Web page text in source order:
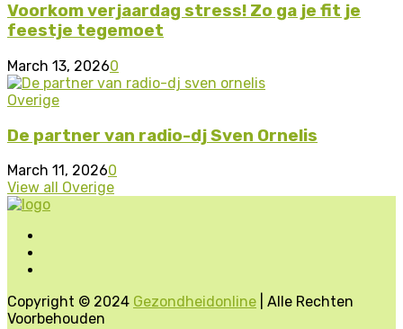
Voorkom verjaardag stress! Zo ga je fit je
feestje tegemoet
March 13, 20260
Overige
De partner van radio-dj Sven Ornelis
March 11, 20260
View all Overige
Copyright © 2024 Gezondheidonline | Alle Rechten
Voorbehouden